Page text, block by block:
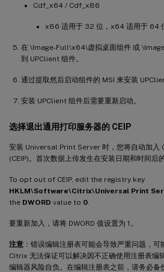
Cdf_x64 / Cdf_x86
x86 适用于 32 位，x64 适用于 64
在 \Image-Full\x64\虚拟桌面组件 或
到 UPClient 组件。
通过提取然后启动组件的 MSI 来安装
安装 UPClient 组件后需要重新启动。
选择退出通用打印服务器的 CEIP
安装 Universal Print Server 时，您将自动加入
(CEIP)。首次数据上传发生在安装日期和时间后的
To opt out of CEIP, edit the registry key
HKLM\Software\Citrix\Universal Print
the DWORD value to 0
要重新加入，请将 DWORD 值设置为 1。
注意 ：错误编辑注册表可能会导致严重问题，可
Citrix 无法保证可以解决因不正确使用注册表编
编辑器风险自负。在编辑注册表之前，请务必备